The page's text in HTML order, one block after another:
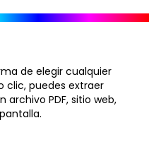
de elegir cualquier
clic, puedes extraer
PDF, sitio web,